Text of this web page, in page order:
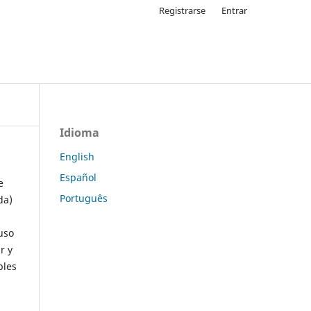
Registrarse Entrar
y
Idioma
English
Español
Português